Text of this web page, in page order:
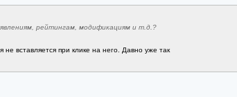
рейтингам, модификациям и т.д.?
вставляется при клике на него. Давно уже так